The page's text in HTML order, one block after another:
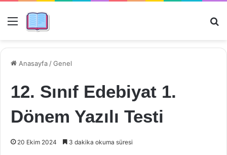
Menü
Anasayfa /Genel
12. Sınıf Edebiyat 1.
Dönem Yazılı Testi
20 Ekim 2024 3 dakika okuma süresi